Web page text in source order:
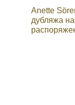
Anette
дубляжа